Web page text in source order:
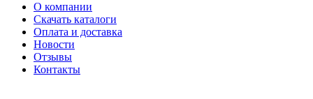
О компании
Скачать каталоги
Оплата и доставка
Новости
Отзывы
Контакты